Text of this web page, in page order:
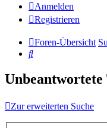
Anmelden
Registrieren
Foren-Übersicht
Suche
Unbeantwortete
Zur erweiterten Suche